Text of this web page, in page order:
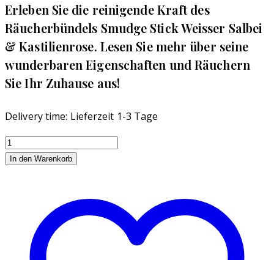
Erleben Sie die reinigende Kraft des
Räucherbündels Smudge Stick Weisser Salbei
& Kastilienrose. Lesen Sie mehr über seine
wunderbaren Eigenschaften und Räuchern
Sie Ihr Zuhause aus!
Delivery time: Lieferzeit 1-3 Tage
Räucherbündel
(
Weisser
Salbei
In den Warenkorb